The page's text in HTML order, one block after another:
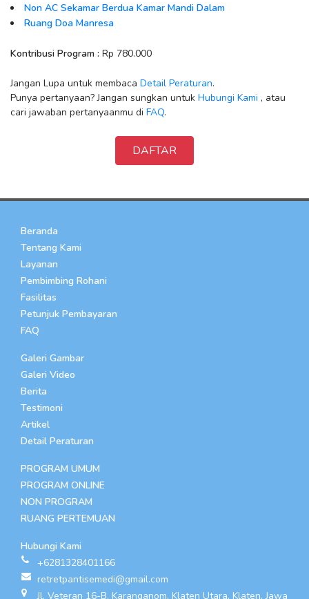
Non AC Sekamar Berdua Kamar Mandi Dalam
Ruang Doa Manresa
Kontribusi Program : Rp 780.000
Jangan Lupa untuk membaca Detail Peraturan.
Punya pertanyaan? Jangan sungkan untuk Hubungi Kami , atau
cari jawaban pertanyaanmu di FAQ.
DAFTAR
Beranda
Tentang Kami
Layanan
Pembimbing Rohani
Fasilitas
Petunjuk Pembayaran
FAQ
Galeri Gambar
Galeri Video
Berita
Testimoni
Artikel
Detail Peraturan
PROGRAM UMUM
PROGRAM ONLINE
NON PROGRAM
RUANG PERTEMUAN
Hubungi Kami
+6281328401166
retretpantisemedi@gmail.com
Jl. Veteran 16-B, Karanganom, Klaten Utara, Klaten, Jawa